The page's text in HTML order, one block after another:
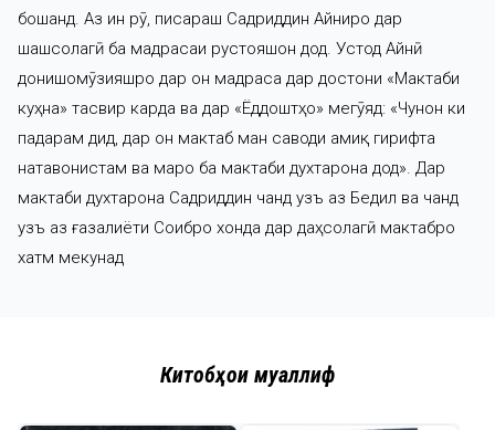
бошанд. Аз ин рӯ, писараш Садриддин Айниро дар
шашсолагӣ ба мадрасаи рустояшон дод. Устод Айнӣ
донишомӯзияшро дар он мадраса дар достони «Мактаби
куҳна» тасвир карда ва дар «Ёддоштҳо» мегӯяд: «Чунон ки
падарам дид, дар он мактаб ман саводи амиқ гирифта
натавонистам ва маро ба мактаби духтарона дод». Дар
мактаби духтарона Садриддин чанд ҷузъ аз Бедил ва чанд
ҷузъ аз ғазалиёти Соибро хонда дар даҳсолагӣ мактабро
хатм мекунад
Китобҳои муаллиф